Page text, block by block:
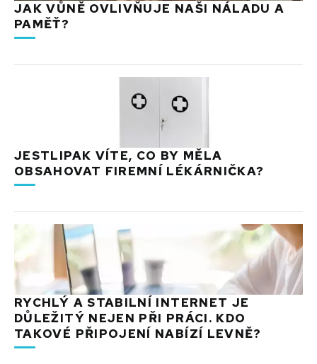
JAK VŮNĚ OVLIVŇUJE NAŠI NÁLADU A
PAMĚŤ?
JESTLIPAK VÍTE, CO BY MĚLA
OBSAHOVAT FIREMNÍ LÉKÁRNIČKA?
RYCHLÝ A STABILNÍ INTERNET JE
DŮLEŽITÝ NEJEN PŘI PRÁCI. KDO
TAKOVÉ PŘIPOJENÍ NABÍZÍ LEVNĚ?